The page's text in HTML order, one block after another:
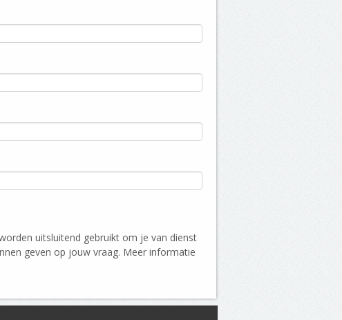
uitsluitend gebruikt om je van dienst
geven op jouw vraag. Meer informatie